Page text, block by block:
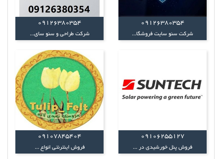
09126380354
شرکت سئو سایت فروشگا...
09126380354
شرکت طراحی و سئو سای...
09106255127
فروش پنل خورشیدی در ...
09107845404
فروش اینترنتی انواع ...